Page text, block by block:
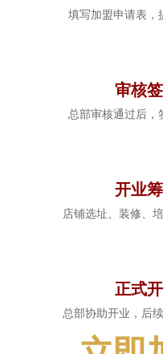
填写加盟申请表，
审核
总部审核通过后，
开业
店铺选址、装修、
正式
总部协助开业，后